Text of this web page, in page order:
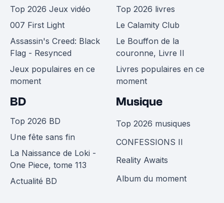
Top 2026 Jeux vidéo
007 First Light
Assassin's Creed: Black
Flag - Resynced
Jeux populaires en ce
moment
Top 2026 livres
Le Calamity Club
Le Bouffon de la
couronne, Livre II
Livres populaires en ce
moment
BD
Top 2026 BD
Une fête sans fin
La Naissance de Loki -
One Piece, tome 113
Actualité BD
Musique
Top 2026 musiques
CONFESSIONS II
Reality Awaits
Album du moment